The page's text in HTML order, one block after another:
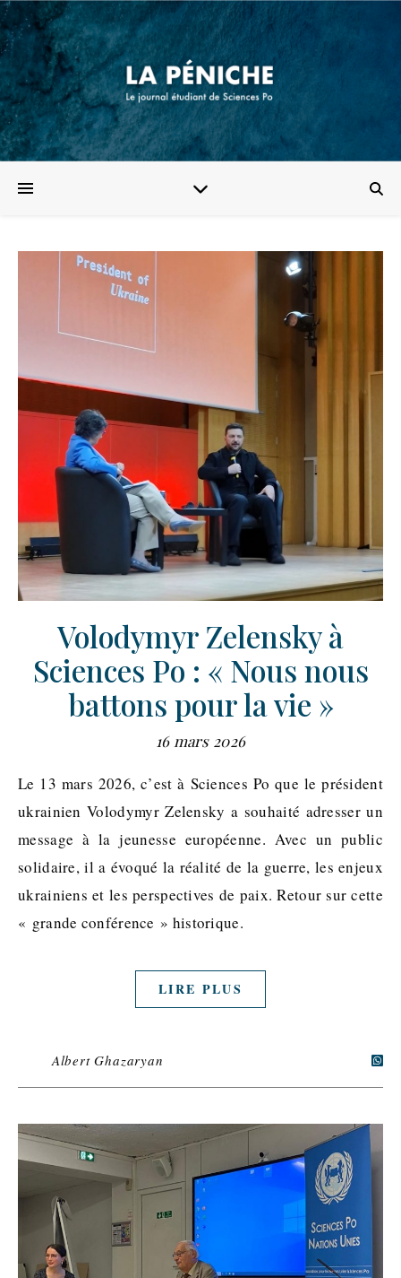
Volodymyr Zelensky à
Sciences Po : « Nous nous
battons pour la vie »
16 mars 2026
Le 13 mars 2026, c’est à Sciences Po que le président
ukrainien Volodymyr Zelensky a souhaité adresser un
message à la jeunesse européenne. Avec un public
solidaire, il a évoqué la réalité de la guerre, les enjeux
ukrainiens et les perspectives de paix. Retour sur cette
« grande conférence » historique.
LIRE PLUS
Albert Ghazaryan